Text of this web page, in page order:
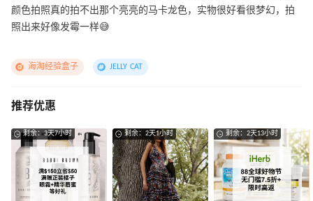
颜色拍照真的拍不出那个亮亮的马卡龙色，实物很好看很梦幻，拍
照出来好像发霉一样😅
海淘经验盒子 JELLY CAT
推荐优惠
剩余：3天7小时 剩余：2天1小时 剩余：2天13小时